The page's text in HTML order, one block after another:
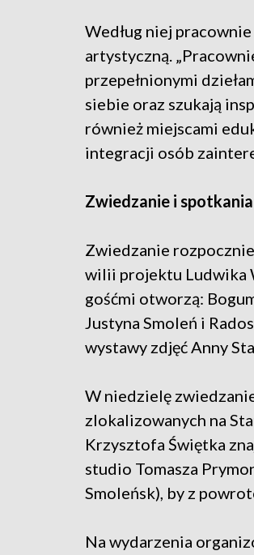
Według niej
artystyczną.
przepełnionymi
siebie oraz szukają
również miejscami
integracji osób
Zwiedzanie i
Zwiedzanie
wilii projektu Ludwika
gośćmi otworzą:
Justyna Smoleń i
wystawy zdjęć Anny
W niedzielę
zlokalizowanych na
Krzysztofa Świętka
studio Tomasza
Smoleńsk), by z
Na wydarzenia